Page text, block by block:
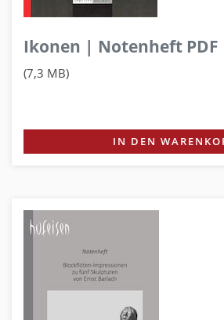
Ikonen | Notenheft PDF
(7,3 MB)
IN DEN